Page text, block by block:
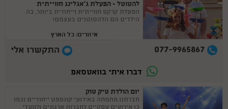
להטוטל - הפעלת ג'אגלינג חווייתית
הפעלת קרקס חווייתית וייחודית ביותר, בה
הילדים הם הלהטוטנים בעצמם!
איזורים: כל הארץ
077-9965867 התקשרו אלי
דברו איתי בוואטסאפ
יום הולדת טיק טוק
חברתנו מתמחה באירועי קונספט ייחודיים וכמו
כן אירועים עסקיים לחברות ארגונים ולוועדי